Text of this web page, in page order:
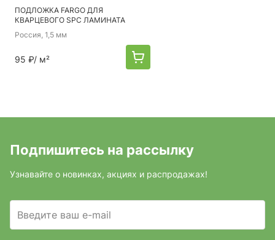
ПОДЛОЖКА FARGO ДЛЯ
КВАРЦЕВОГО SPC ЛАМИНАТА
Россия, 1,5 мм
95 ₽/ м²
Подпишитесь на рассылку
Узнавайте о новинках, акциях и распродажах!
Введите ваш e-mail